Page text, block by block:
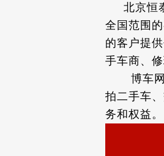
北京恒泰
全国范围
的客户提
手车商、
博车网拍
拍二手车
务和权益。